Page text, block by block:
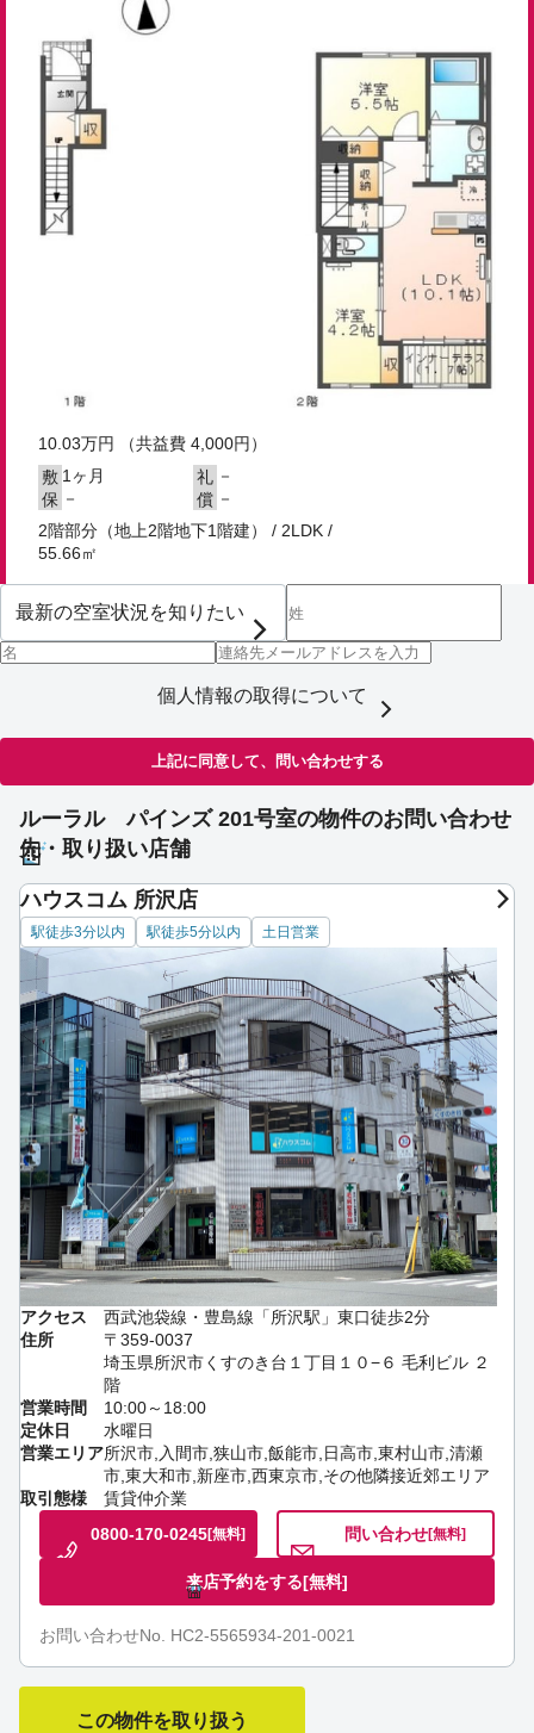
10.03万円
（共益費 4,000円）
敷 1ヶ月 礼 －
保 － 償 －
2階部分（地上2階地下1階建） / 2LDK /
55.66㎡
個人情報の取得について
上記に同意して、問い合わせする
ルーラル パインズ 201号室の物件のお問い合わせ
先・取り扱い店舗
ハウスコム 所沢店
駅徒歩3分以内 駅徒歩5分以内 土日営業
アクセス
西武池袋線・豊島線「所沢駅」東口徒歩2分
住所
〒359-0037
埼玉県所沢市くすのき台１丁目１０−６ 毛利ビル ２
階
営業時間
10:00～18:00
定休日
水曜日
営業エリア所沢市,入間市,狭山市,飯能市,日高市,東村山市,清瀬
市,東大和市,新座市,西東京市,その他隣接近郊エリア
取引態様
賃貸仲介業
0800-170-0245[無料] 問い合わせ[無料]
来店予約をする[無料]
お問い合わせNo. HC2-5565934-201-0021
この物件を取り扱う